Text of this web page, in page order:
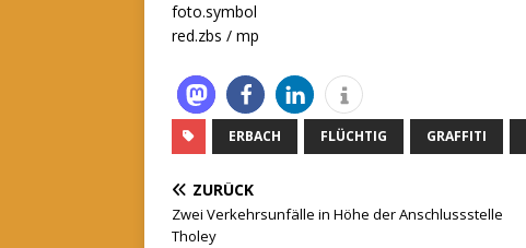
foto.symbol
red.zbs / mp
ERBACH FLÜCHTIG GRAFFITI
ZURÜCK
Zwei Verkehrsunfälle in Höhe der Anschlussstelle
Tholey